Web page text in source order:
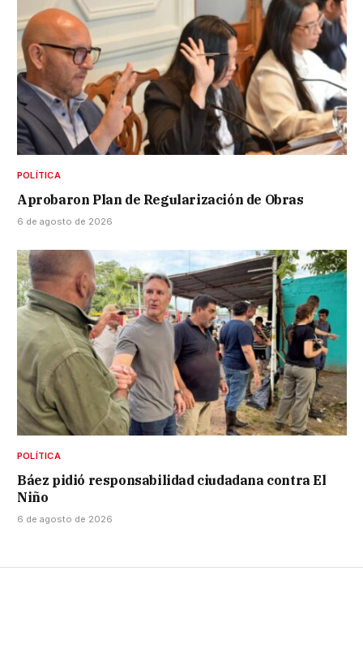
POLÍTICA
Aprobaron Plan de Regularización de Obras
6 de agosto de 2026
POLÍTICA
Báez pidió responsabilidad ciudadana contra El
Niño
6 de agosto de 2026